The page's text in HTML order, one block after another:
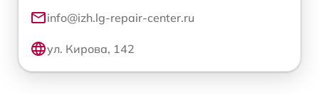
info@izh.lg-repair-center.ru
ул. Кирова, 142